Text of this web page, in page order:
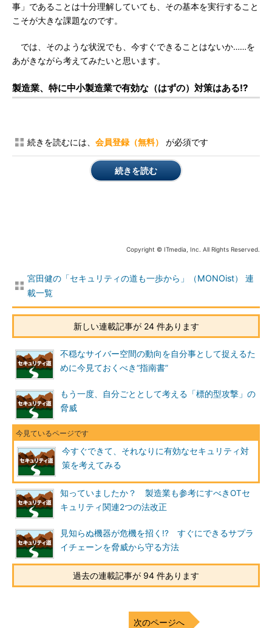
事」であることは十分理解していても、その基本を実行すること
こそが大きな課題なのです。
では、そのような状況でも、今すぐできることはないか……を
あがきながら考えてみたいと思います。
製造業、特に中小製造業で有効な（はずの）対策はある!?
続きを読むには、 会員登録（無料） が必須です
続きを読む
Copyright © ITmedia, Inc. All Rights Reserved.
宮田健の「セキュリティの道も一歩から」（MONOist） 連
載一覧
新しい連載記事が 24 件あります
不穏なサイバー空間の動向を自分事として捉えるた
めに今見ておくべき“指南書”
もう一度、自分ごととして考える「標的型攻撃」の
脅威
今すぐできて、それなりに有効なセキュリティ対
策を考えてみる
知っていましたか？ 製造業も参考にすべきOTセ
キュリティ関連2つの法改正
見知らぬ機器が危機を招く!? すぐにできるサプラ
イチェーンを脅威から守る方法
過去の連載記事が 94 件あります
次のページへ